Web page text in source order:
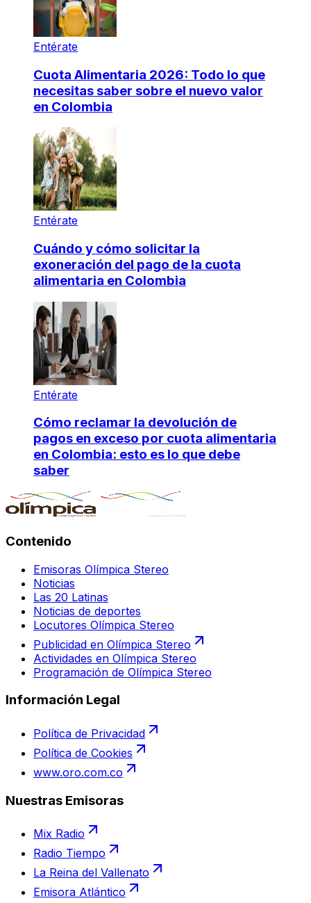
Entérate
Cuota Alimentaria 2026: Todo lo que
necesitas saber sobre el nuevo valor
en Colombia
Entérate
Cuándo y cómo solicitar la
exoneración del pago de la cuota
alimentaria en Colombia
Entérate
Cómo reclamar la devolución de
pagos en exceso por cuota alimentaria
en Colombia: esto es lo que debe
saber
Contenido
Emisoras Olímpica Stereo
Noticias
Las 20 Latinas
Noticias de deportes
Locutores Olímpica Stereo
Publicidad en Olímpica Stereo
Actividades en Olímpica Stereo
Programación de Olímpica Stereo
Información Legal
Política de Privacidad
Política de Cookies
www.oro.com.co
Nuestras Emisoras
Mix Radio
Radio Tiempo
La Reina del Vallenato
Emisora Atlántico